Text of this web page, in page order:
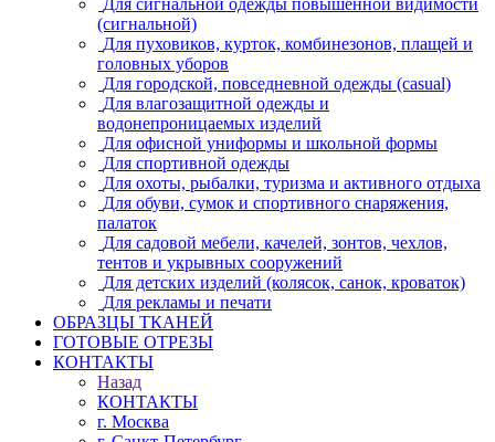
Для сигнальной одежды повышенной видимости
(сигнальной)
Для пуховиков, курток, комбинезонов, плащей и
головных уборов
Для городской, повседневной одежды (casual)
Для влагозащитной одежды и
водонепроницаемых изделий
Для офисной униформы и школьной формы
Для спортивной одежды
Для охоты, рыбалки, туризма и активного отдыха
Для обуви, сумок и спортивного снаряжения,
палаток
Для садовой мебели, качелей, зонтов, чехлов,
тентов и укрывных сооружений
Для детских изделий (колясок, санок, кроваток)
Для рекламы и печати
ОБРАЗЦЫ ТКАНЕЙ
ГОТОВЫЕ ОТРЕЗЫ
КОНТАКТЫ
Назад
КОНТАКТЫ
г. Москва